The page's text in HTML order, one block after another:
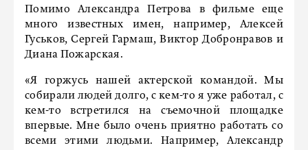
Помимо Александра Петрова в фильме еще
много известных имен, например, Алексей
Гуськов, Сергей Гармаш, Виктор Добронравов и
Диана Пожарская.
«Я горжусь нашей актерской командой. Мы
собирали людей долго, с кем-то я уже работал, с
кем-то встретился на съемочной площадке
впервые. Мне было очень приятно работать со
всеми этими людьми. Например, Александр